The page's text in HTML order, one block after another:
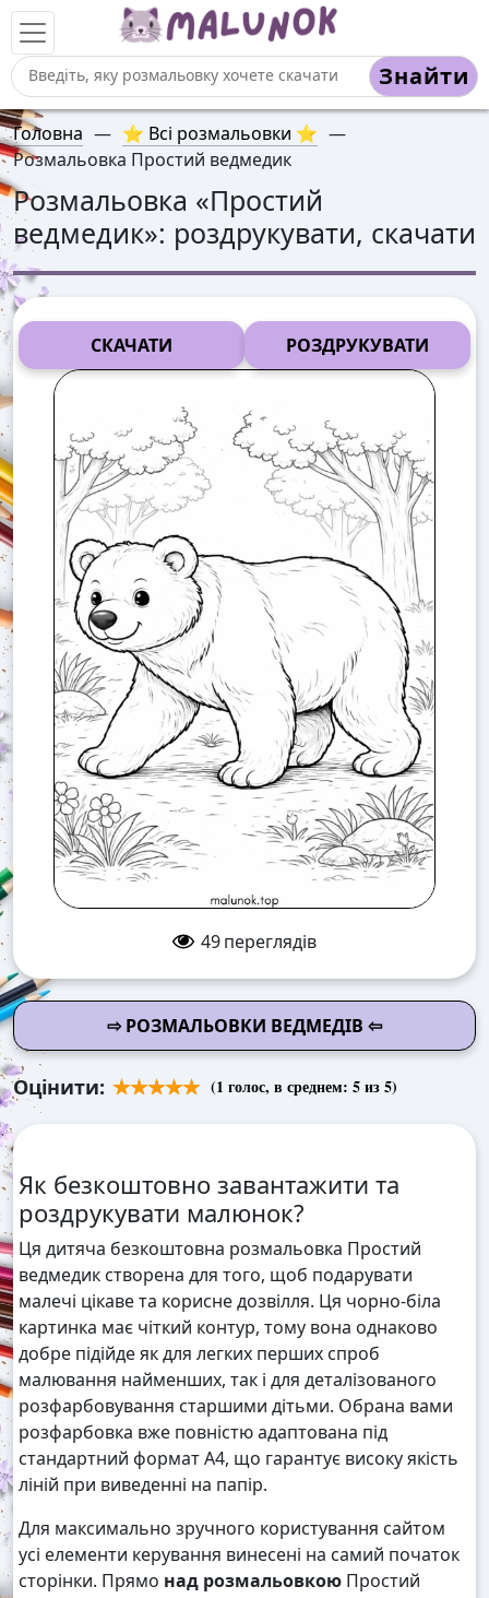
Знайти
Головна — ⭐ Всі розмальовки ⭐ —
Розмальовка Простий ведмедик
Розмальовка «Простий
ведмедик»: роздрукувати, скачати
СКАЧАТИ РОЗДРУКУВАТИ
49переглядів
⇨ РОЗМАЛЬОВКИ ВЕДМЕДІВ ⇦
Оцінити: (1 голос, в среднем: 5из 5)
Як безкоштовно завантажити та
роздрукувати малюнок?
Ця дитяча безкоштовна розмальовка Простий
ведмедик створена для того, щоб подарувати
малечі цікаве та корисне дозвілля. Ця чорно-біла
картинка має чіткий контур, тому вона однаково
добре підійде як для легких перших спроб
малювання найменших, так і для деталізованого
розфарбовування старшими дітьми. Обрана вами
розфарбовка вже повністю адаптована під
стандартний формат А4, що гарантує високу якість
ліній при виведенні на папір.
Для максимально зручного користування сайтом
усі елементи керування винесені на самий початок
сторінки. Прямо над розмальовкою Простий